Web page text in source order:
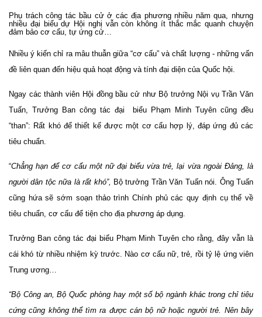
Phụ trách công tác bầu cử ở các địa phương nhiều năm qua, nhưng
nhiều đại biểu dự Hội nghị vẫn còn không ít thắc mắc quanh chuyện
đảm bảo cơ cấu, tự ứng cử…
Nhiều ý kiến chỉ ra mâu thuẫn giữa “cơ cấu” và chất lượng - những vấn
đề liên quan đến hiệu quả hoạt động và tính đại diện của Quốc hội.
Ngay các thành viên Hội đồng bầu cử như Bộ trưởng Nội vụ Trần Văn
Tuấn, Trưởng Ban công tác đại biểu Phạm Minh Tuyên cũng đều
“than”: Rất khó để thiết kế được một cơ cấu hợp lý, đáp ứng đủ các
tiêu chuẩn.
“Chẳng hạn để cơ cấu một nữ đại biểu vừa trẻ, lại vừa ngoài Đảng, là
người dân tộc nữa là rất khó”, Bộ trưởng Trần Văn Tuấn nói. Ông Tuấn
cũng hứa sẽ sớm soạn thảo trình Chính phủ các quy định cụ thể về
tiêu chuẩn, cơ cấu để tiện cho địa phương áp dụng.
Trưởng Ban công tác đại biểu Phạm Minh Tuyên cho rằng, đây vẫn là
cái khó từ nhiều nhiệm kỳ trước. Nào cơ cấu nữ, trẻ, rồi tỷ lệ ứng viên
Trung ương…
“Bộ Công an, Bộ Quốc phòng hay một số bộ ngành khác trong chỉ tiêu
cứng cũng không thể tìm ra được cán bộ nữ hoặc người trẻ. Nên bây